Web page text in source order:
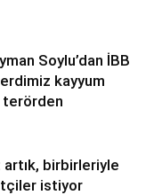
Soylu’dan İBB
kayyum
terörden
birbirleriyle
istiyor